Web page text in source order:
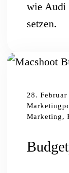
wie Audi
setzen.
28. Februar
Marketing,